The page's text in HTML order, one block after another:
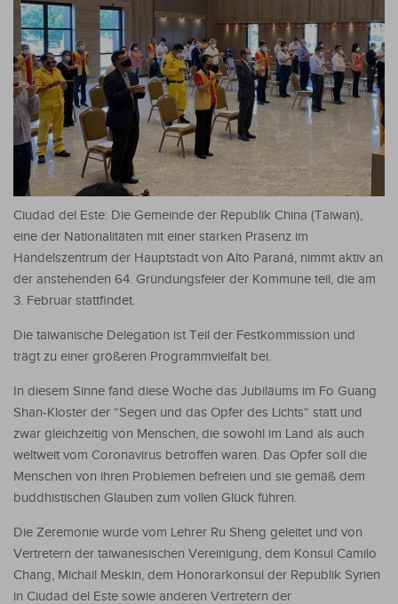
Ciudad del Este: Die Gemeinde der Republik China (Taiwan),
eine der Nationalitäten mit einer starken Präsenz im
Handelszentrum der Hauptstadt von Alto Paraná, nimmt aktiv an
der anstehenden 64. Gründungsfeier der Kommune teil, die am
3. Februar stattfindet.
Die taiwanische Delegation ist Teil der Festkommission und
trägt zu einer größeren Programmvielfalt bei.
In diesem Sinne fand diese Woche das Jubiläums im Fo Guang
Shan-Kloster der “Segen und das Opfer des Lichts“ statt und
zwar gleichzeitig von Menschen, die sowohl im Land als auch
weltweit vom Coronavirus betroffen waren. Das Opfer soll die
Menschen von ihren Problemen befreien und sie gemäß dem
buddhistischen Glauben zum vollen Glück führen.
Die Zeremonie wurde vom Lehrer Ru Sheng geleitet und von
Vertretern der taiwanesischen Vereinigung, dem Konsul Camilo
Chang, Michail Meskin, dem Honorarkonsul der Republik Syrien
in Ciudad del Este sowie anderen Vertretern der